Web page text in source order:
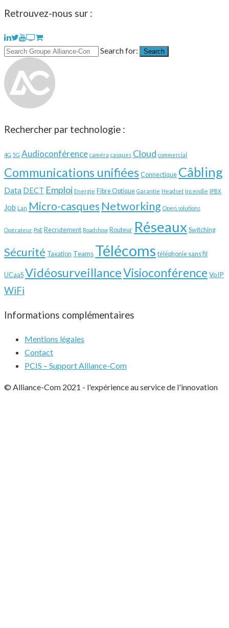
Retrouvez-nous sur :
Search for: Search
Rechercher par technologie :
4G 5G Audioconférence caméra casques Cloud commercial
Communications unifiées Connectique Câbling
Data DECT Emploi Energie Fibre Optique Garantie Headset Incendie IPBX
Job Lan Micro-casques Networking Open solutions
Opérateur PoE Recrutement Roadshow Routeur Réseaux Switching
Sécurité Taxation Teams Télécoms téléphonie sans fil
UCaaS VidéosurveillanceVisioconférence VoIP
WiFi
Informations complémentaires
Mentions légales
Contact
PCIS – Support Alliance-Com
© Alliance-Com 2021 - l'expérience au service de l'innovation